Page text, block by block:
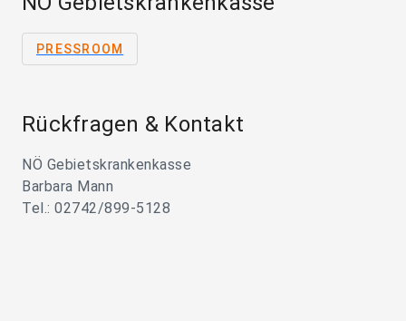
PRESSROOM
Rückfragen & Kontakt
NÖ Gebietskrankenkasse
Barbara Mann
Tel.: 02742/899-5128